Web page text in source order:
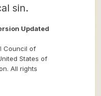
sin.
Updated
Council of
States of
All rights